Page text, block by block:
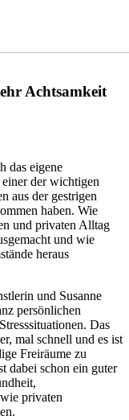
Achtsamkeit
das eigene
einer der wichtigen
aus der gestrigen
haben. Wie
und privaten Alltag
und wie
heraus
und Susanne
persönlichen
Das
mal schnell und es ist
Freiräume zu
dabei schon ein guter
privaten